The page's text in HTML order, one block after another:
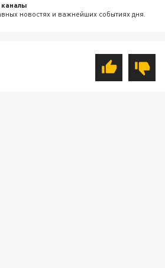
новостях и важнейших событиях дня.